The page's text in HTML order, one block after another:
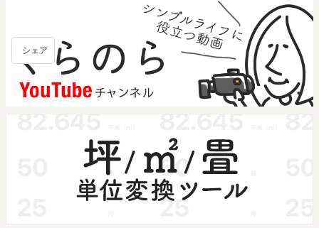
シェア